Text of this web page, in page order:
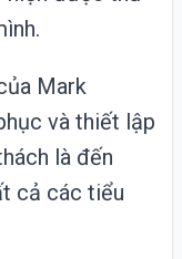
Mark
và thiết lập
là đến
cả các tiểu